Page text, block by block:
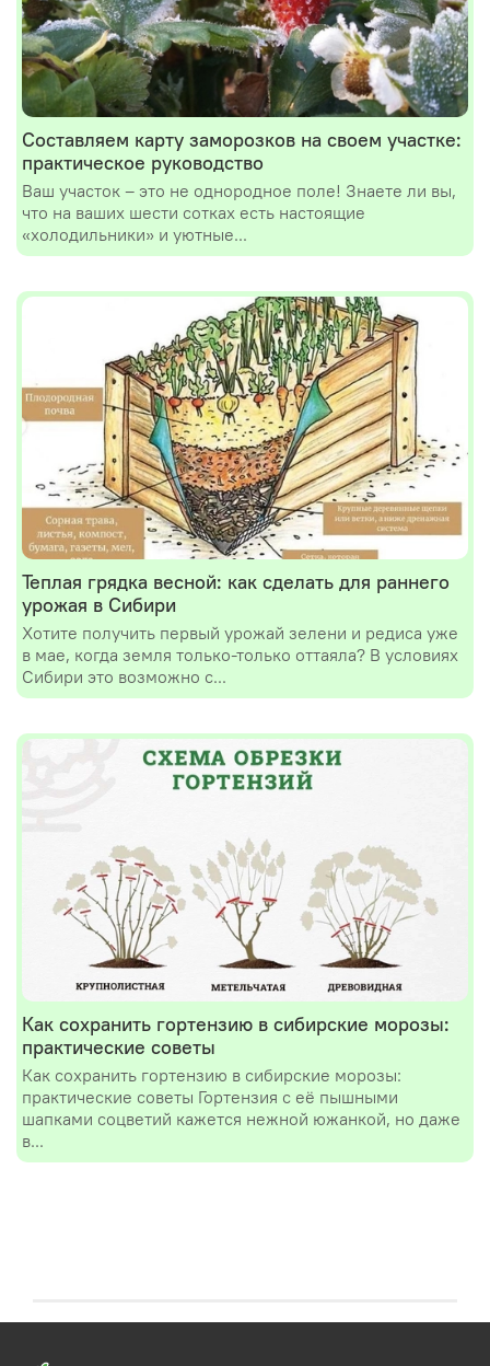
Составляем карту заморозков на своем участке:
практическое руководство
Ваш участок – это не однородное поле! Знаете ли вы,
что на ваших шести сотках есть настоящие
«холодильники» и уютные...
Теплая грядка весной: как сделать для раннего
урожая в Сибири
Хотите получить первый урожай зелени и редиса уже
в мае, когда земля только-только оттаяла? В условиях
Сибири это возможно с...
Как сохранить гортензию в сибирские морозы:
практические советы
Как сохранить гортензию в сибирские морозы:
практические советы Гортензия с её пышными
шапками соцветий кажется нежной южанкой, но даже
в...